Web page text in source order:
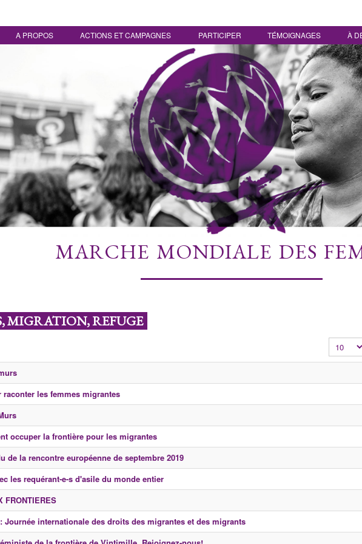
A PROPOS ACTIONS ET CAMPAGNES PARTICIPER TÉMOIGNAGES À
MARCHE MONDIALE DES
MIGRATION, REFUGE
Affichage #
raconter les femmes migrantes
occuper la frontière pour les migrantes
de la rencontre européenne de septembre 2019
les requérant-e-s d'asile du monde entier
FRONTIERES
Journée internationale des droits des migrantes et des migrants